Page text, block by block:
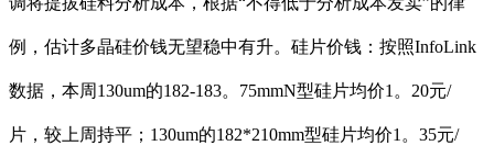
例，估计多晶硅价钱无望稳中有升。硅片价钱：按照InfoLink
数据，本周130um的182-183。75mmN型硅片均价1。20元/
片，较上周持平；130um的182*210mm型硅片均价1。35元/